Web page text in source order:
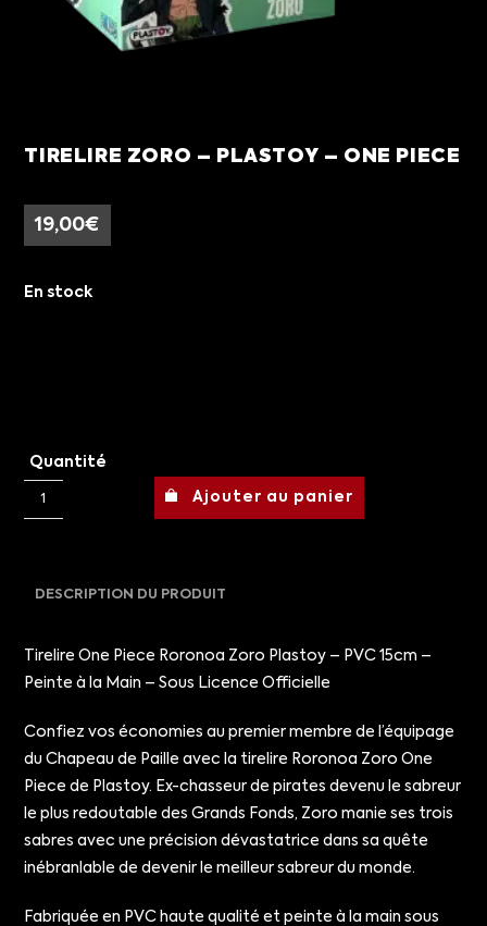
TIRELIRE ZORO – PLASTOY – ONE PIECE
19,00€
En stock
Quantité
Ajouter au panier
DESCRIPTION DU PRODUIT
Tirelire One Piece Roronoa Zoro Plastoy – PVC 15cm –
Peinte à la Main – Sous Licence Officielle
Confiez vos économies au premier membre de l’équipage
du Chapeau de Paille avec la tirelire Roronoa Zoro One
Piece de Plastoy. Ex-chasseur de pirates devenu le sabreur
le plus redoutable des Grands Fonds, Zoro manie ses trois
sabres avec une précision dévastatrice dans sa quête
inébranlable de devenir le meilleur sabreur du monde.
Fabriquée en PVC haute qualité et peinte à la main sous